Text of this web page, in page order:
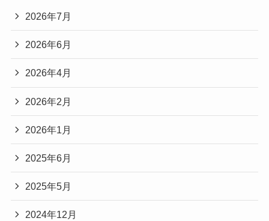
2026年7月
2026年6月
2026年4月
2026年2月
2026年1月
2025年6月
2025年5月
2024年12月